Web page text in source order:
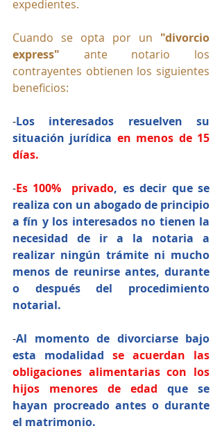
expedientes.
Cuando se opta por un "divorcio
express" ante notario los
contrayentes obtienen los siguientes
beneficios:
-Los interesados resuelven su
situación jurídica en menos de 15
días.
-Es 100%  privado, es decir que se
realiza con un abogado de principio
a fín y los interesados no tienen la
necesidad de ir a la notaria a
realizar ningún trámite ni mucho
menos de reunirse antes, durante
o después del procedimiento
notarial.
-Al momento de divorciarse bajo
esta modalidad se acuerdan las
obligaciones alimentarias con los
hijos menores de edad que se
hayan procreado antes o durante
el matrimonio.